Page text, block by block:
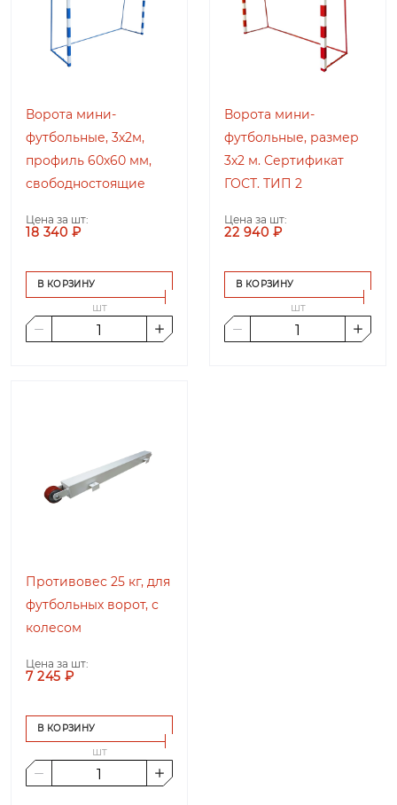
Ворота мини-
футбольные, 3х2м,
профиль 60х60 мм,
свободностоящие
Цена за шт:
18 340 ₽
В КОРЗИНУ
шт
Ворота мини-
футбольные, размер
3х2 м. Сертификат
ГОСТ. ТИП 2
Цена за шт:
22 940 ₽
В КОРЗИНУ
шт
Противовес 25 кг, для
футбольных ворот, с
колесом
Цена за шт:
7 245 ₽
В КОРЗИНУ
шт